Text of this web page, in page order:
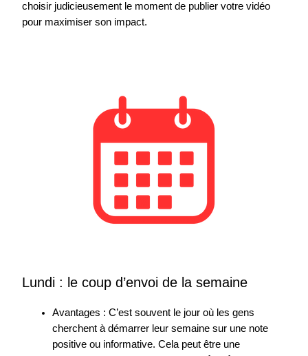
choisir judicieusement le moment de publier votre vidéo
pour maximiser son impact.
Lundi : le coup d’envoi de la semaine
Avantages : C’est souvent le jour où les gens
cherchent à démarrer leur semaine sur une note
positive ou informative. Cela peut être une